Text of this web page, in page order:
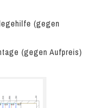
(gegen
(gegen Aufpreis)